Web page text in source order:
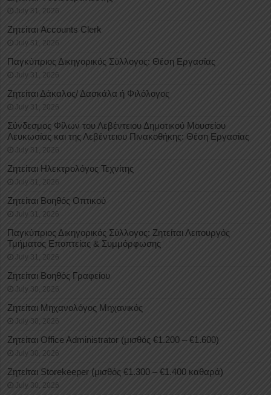
July 31, 2026
Ζητείται Accounts Clerk
July 31, 2026
Παγκύπριος Δικηγορικός Σύλλογος: Θέση Εργασίας
July 31, 2026
Ζητείται Δάκαλος/ Δασκάλα ή Φιλόλογος
July 31, 2026
Σύνδεσμος Φίλων του Λεβέντειου Δημοτικού Μουσείου
Λευκωσίας και της Λεβέντειου Πινακοθήκης: Θέση Εργασίας
July 31, 2026
Ζητείται Ηλεκτρολόγος Τεχνίτης
July 31, 2026
Ζητείται Βοηθός Οπτικού
July 31, 2026
Παγκύπριος Δικηγορικός Σύλλογος: Ζητείται Λειτουργός
Τμήματος Εποπτείας & Συμμόρφωσης
July 31, 2026
Ζητείται Βοηθός Γραφείου
July 30, 2026
Ζητείται Μηχανολόγος Μηχανικός
July 30, 2026
Ζητείται Office Administrator (μισθός €1.200 – €1.600)
July 30, 2026
Ζητείται Storekeeper (μισθός €1.300 – €1.400 καθαρά)
July 30, 2026